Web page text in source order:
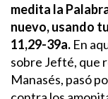
medita la
nuevo, usando
11,29-39a. En
sobre Jefté, que
Manasés, pasó